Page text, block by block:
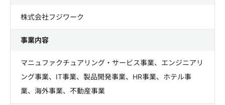
株式会社フジワーク
事業内容
マニュファクチュアリング・サービス事業、エンジニアリ
ング事業、IT事業、製品開発事業、HR事業、ホテル事
業、海外事業、不動産事業